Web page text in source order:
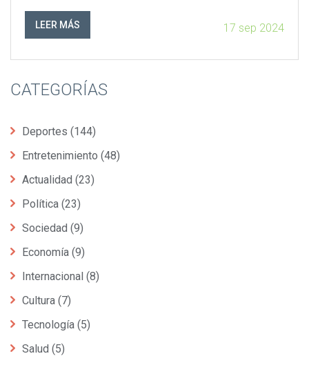
LEER MÁS
17 sep 2024
CATEGORÍAS
Deportes (144)
Entretenimiento (48)
Actualidad (23)
Política (23)
Sociedad (9)
Economía (9)
Internacional (8)
Cultura (7)
Tecnología (5)
Salud (5)